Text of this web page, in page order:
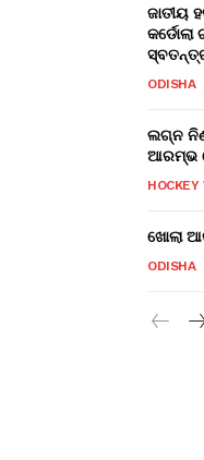
ଜାତୀୟ
କର୍ଡୋଲା
ODISHA
ଲଗ୍ନ
ଆରମ୍ଭ
ଖୋଲା
ODISHA